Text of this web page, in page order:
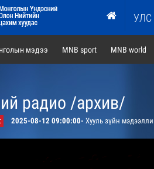
УЛС
мэдээ MNB sport MNB world
радио /архив/
2025-08-12 09:00:00- Хууль зүйн